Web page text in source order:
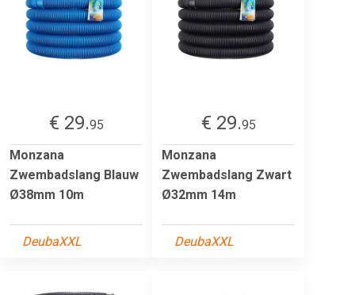
€ 29.95
Monzana
Zwembadslang Blauw
Ø38mm 10m
DeubaXXL
€ 29.95
Monzana
Zwembadslang Zwart
Ø32mm 14m
DeubaXXL